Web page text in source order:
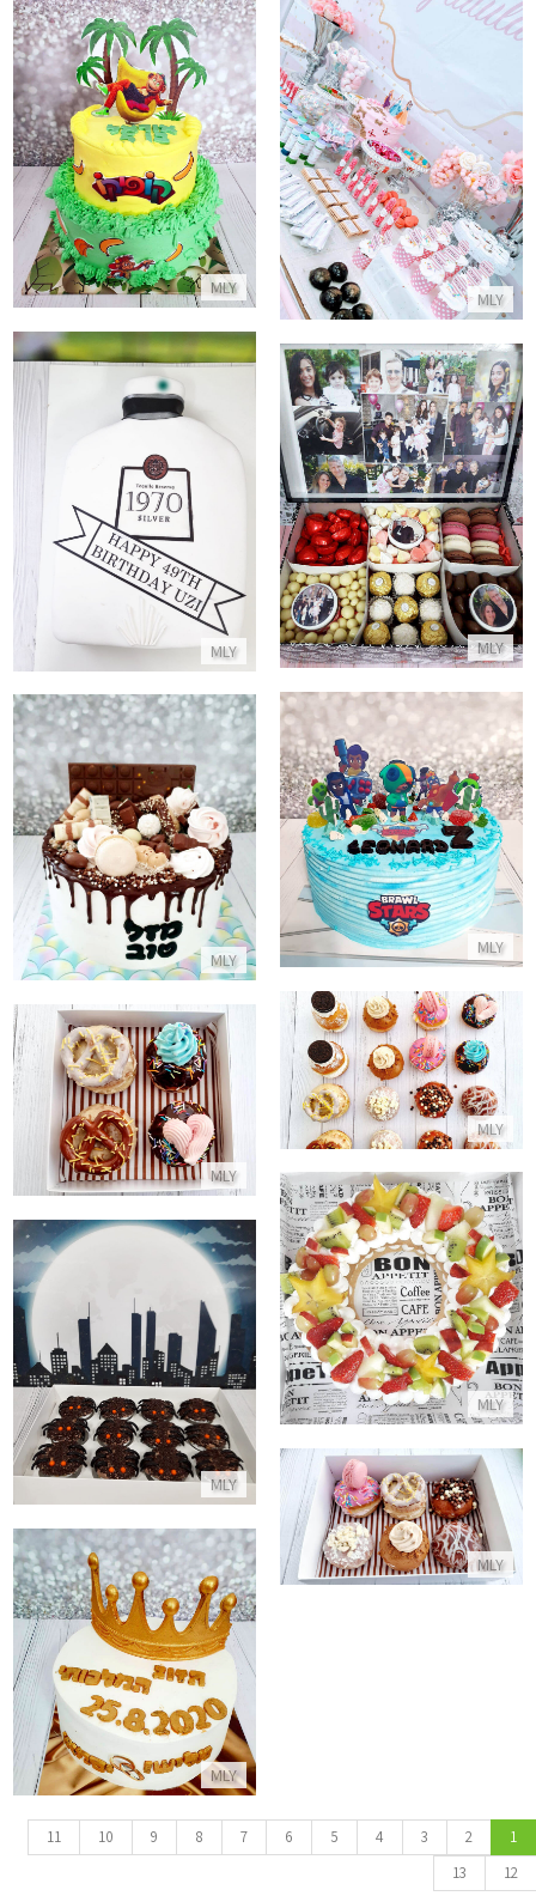
MLY
עוגת יום הולדת קופיקו
התקשר/י
MLY
בר מתוקים נסיכות
התקשר/י
MLY
עוגת טקילה מיוחדת מבצק סוכר
התקשר/י
MLY
מארז פינוקים ליום האהבה
התקשר/י
MLY
עוגת בראול סטארס מעוצבת
התקשר/י
MLY
עוגת טפטופי גאנש וממתקים
התקשר/י
MLY
סופגניות בטעמים להזמנה לחג החנוכה
התקשר/י
MLY
מארז סופגניות קטן לחג חנוכה
התקשר/י
MLY
עוגת שכבות בצק פריך קרם ופירות
התקשר/י
MLY
קאפקייקס עכבישים להאלווין
התקשר/י
MLY
מארז סופגניות לחג חנוכה
התקשר/י
MLY
עוגה מעוצבת ליום נישואין
התקשר/י
1
2
3
4
5
6
7
8
9
10
11
12
13